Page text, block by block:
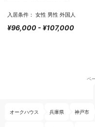
入居条件： 女性 男性 外国人
¥96,000 - ¥107,000
オークハウス 兵庫県 神戸市